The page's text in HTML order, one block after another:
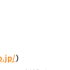
）